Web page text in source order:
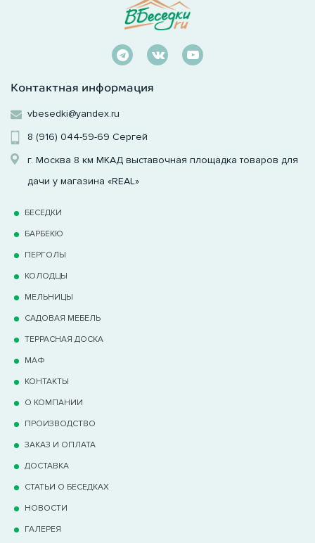
Контактная информация
vbesedki@yandex.ru
8 (916) 044-59-69 Сергей
г. Москва 8 км МКАД выставочная площадка товаров для
дачи у магазина «REAL»
БЕСЕДКИ
БАРБЕКЮ
ПЕРГОЛЫ
КОЛОДЦЫ
МЕЛЬНИЦЫ
САДОВАЯ МЕБЕЛЬ
ТЕРРАCНАЯ ДОСКА
МАФ
КОНТАКТЫ
О КОМПАНИИ
ПРОИЗВОДСТВО
ЗАКАЗ И ОПЛАТА
ДОСТАВКА
СТАТЬИ О БЕСЕДКАХ
НОВОСТИ
ГАЛЕРЕЯ